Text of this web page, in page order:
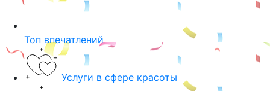
Топ впечатлений
Услуги в сфере красоты